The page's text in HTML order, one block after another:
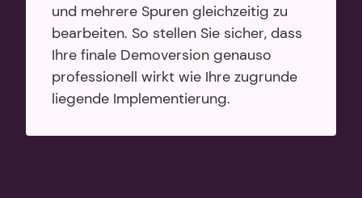
und mehrere Spuren gleichzeitig zu
bearbeiten. So stellen Sie sicher, dass
Ihre finale Demoversion genauso
professionell wirkt wie Ihre zugrunde
liegende Implementierung.